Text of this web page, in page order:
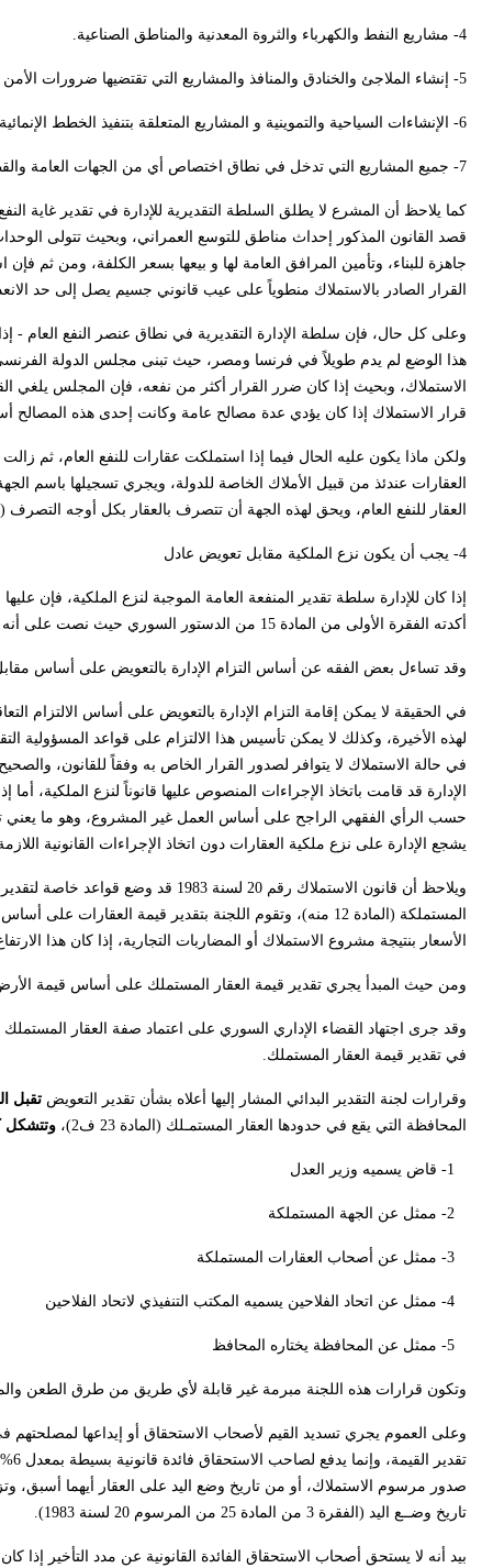
4- مشاريع النفط والكهرباء والثروة المعدنية والمناطق الصناعية.
5- إنشاء الملاجئ والخنادق والمنافذ والمشاريع التي تقتضيها ضرورات الأمن و الدفاع.
6- الإنشاءات السياحية والتموينية و المشاريع المتعلقة بتنفيذ الخطط الإنمائية والاستثمارية أصولاً.
7- جميع المشاريع التي تدخل في نطاق اختصاص أي من الجهات العامة والقطاع العام، ومهماتها المحددة في القوانين والأنظمة النافذة، وفق خطط الدولة المقررة أصولاً.
قصد القانون المذكور إحداث مناطق للتوسع العمراني، وبحيث تتولى
جاهزة للبناء، وتأمين المرافق العامة لها و بيعها بسعر الكلفة، ومن
القرار الصادر بالاستملاك منطوياً على عيب قانوني جسيم يصل إلى حد
وعلى كل حال، فإن سلطة الإدارة التقديرية في نطاق عنصر النفع العام -
هذا الوضع لم يدم طويلاً في فرنسا ومصر، حيث تبنى مجلس الدولة
الاستملاك، وبحيث إذا كان ضرر القرار أكثر من نفعه، فإن المجلس يلغي
قرار الاستملاك إذا كان يؤدي عدة مصالح عامة وكانت إحدى هذه المصالح
ولكن ماذا يكون عليه الحال فيما إذا استملكت عقارات للنفع العام، ثم
العقارات عندئذ من قبيل الأملاك الخاصة للدولة، ويجري تسجيلها باسم
العقار للنفع العام، ويحق لهذه الجهة أن تتصرف بالعقار بكل أوجه التصرف (المادة 35 من المرسوم
4- يجب أن يكون نزع الملكية مقابل تعويض عادل
إذا كان للإدارة سلطة تقدير المنفعة العامة الموجبة لنزع الملكية، فإن
أكدته الفقرة الأولى من المادة 15 من الدستور السوري حيث نصت على أنه لا تنزع الملكية الفردية إلا للمنفعة العامة، ومقابل تعويض عادل وفقاً للقانون.
وقد تساءل بعض الفقه عن أساس التزام الإدارة بالتعويض على أساس
في الحقيقة لا يمكن إقامة التزام الإدارة بالتعويض على أساس الالتزام
لهذه الأخيرة، وكذلك لا يمكن تأسيس هذا الالتزام على قواعد المسؤولية
في حالة الاستملاك لا يتوافر لصدور القرار الخاص به وفقاً للقانون،
الإدارة قد قامت باتخاذ الإجراءات المنصوص عليها قانوناً لنزع الملكية،
حسب الرأي الفقهي الراجح على أساس العمل غير المشروع، وهو ما يعني
يشجع الإدارة على نزع ملكية العقارات دون اتخاذ الإجراءات القانونية
ويلاحظ أن قانون الاستملاك رقم 20
المستملكة (المادة 12 منه)، وتقوم اللجنة بتقدير قيمة
الأسعار بنتيجة مشروع الاستملاك أو المضاربات التجارية، إذا كان هذا
ومن حيث المبدأ يجري تقدير قيمة العقار المستملك على أساس قيمة الأرض
وقد جرى اجتهاد القضاء الإداري السوري على اعتماد صفة العقار المستملك
في تقدير قيمة العقار المستملك.
وقرارات لجنة التقدير البدائي المشار إليها أعلاه بشأن تقدير التعويض تقبل
المحافظة التي يقع في حدودها العقار المستمـلك (المادة 23 ف2)،
وتتشكل
1- قاض يسميه وزير العدل
2- ممثل عن الجهة المستملكة
3- ممثل عن أصحاب العقارات المستملكة
4- ممثل عن اتحاد الفلاحين يسميه المكتب التنفيذي لاتحاد الفلاحين
5- ممثل عن المحافظة يختاره المحافظ
وتكون قرارات هذه اللجنة مبرمة غير قابلة لأي طريق من طرق الطعن
وعلى العموم يجري تسديد القيم لأصحاب الاستحقاق أو إيداعها
تاريخ وضــع اليد (الفقرة 3 من المادة 25 من المرسوم 20 لسنة 1983).
بيد أنه لا يستحق أصحاب الاستحقاق الفائدة القانونية عن مدد التأخير إذا